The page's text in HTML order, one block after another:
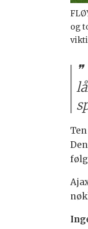
og